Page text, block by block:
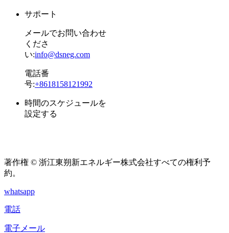
サポート
メールでお問い合わせ
くださ
い:info@dsneg.com
電話番
号:+8618158121992
時間のスケジュールを
設定する
著作権 © 浙江東朔新エネルギー株式会社すべての権利予
約。
whatsapp
電話
電子メール